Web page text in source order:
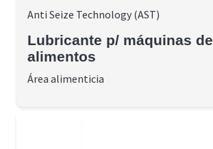
Anti Seize Technology (AST)
Lubricante p/ máquinas de
alimentos
Área alimenticia